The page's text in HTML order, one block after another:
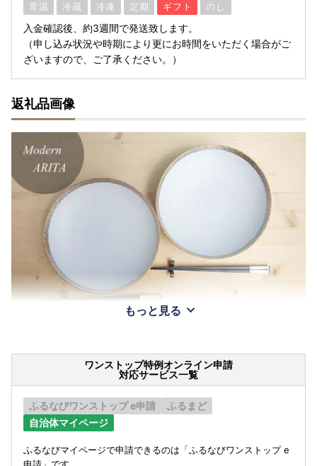
常温 冷蔵 冷凍 定期 ギフト のし
入金確認後、約3週間で発送致します。
（申し込み状況や時期により更にお時間をいただく場合がご
ざいますので、ご了承ください。）
返礼品画像
もっと見る
ワンストップ特例オンライン申請
対応サービス一覧
ふるなびワンストップ e申請
ふるまど
自治体マイページ
ふるなびマイページで申請できるのは「ふるなびワンストップ e